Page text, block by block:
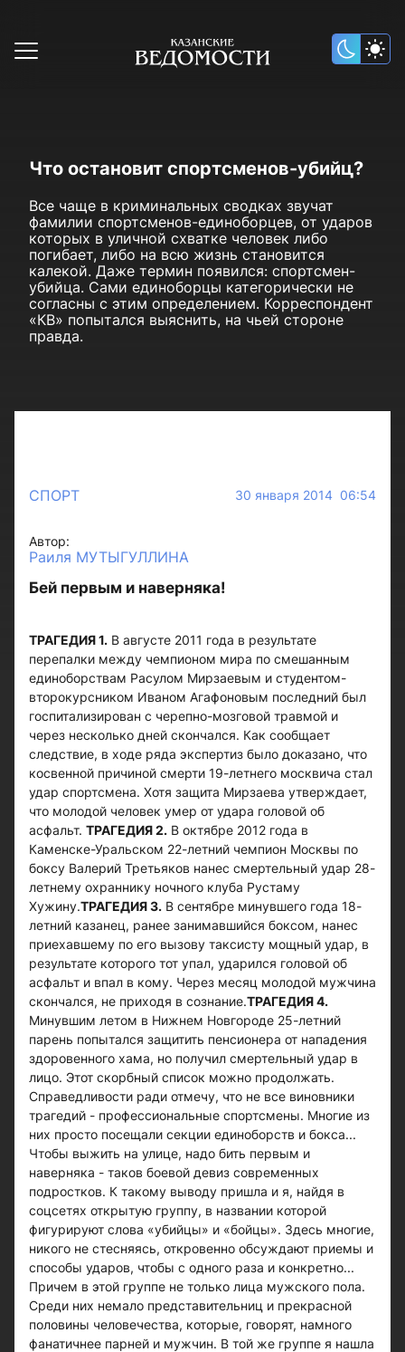
Что остановит спортсменов-убийц?
Все чаще в криминальных сводках звучат
фамилии спортсменов-единоборцев, от ударов
которых в уличной схватке человек либо
погибает, либо на всю жизнь становится
калекой. Даже термин появился: спортсмен-
убийца. Сами единоборцы категорически не
согласны с этим определением. Корреспондент
«КВ» попытался выяснить, на чьей стороне
правда.
СПОРТ 30 января 2014 06:54
Автор:
Раиля МУТЫГУЛЛИНА
Бей первым и наверняка!
ТРАГЕДИЯ 1. В августе 2011 года в результате
перепалки между чемпионом мира по смешанным
единоборствам Расулом Мирзаевым и студентом-
второкурсником Иваном Агафоновым последний был
госпитализирован с черепно-мозговой травмой и
через несколько дней скончался. Как сообщает
следствие, в ходе ряда экспертиз было доказано, что
косвенной причиной смерти 19-летнего москвича стал
удар спортсмена. Хотя защита Мирзаева утверждает,
что молодой человек умер от удара головой об
асфальт. ТРАГЕДИЯ 2. В октябре 2012 года в
Каменске-Уральском 22-летний чемпион Москвы по
боксу Валерий Третьяков нанес смертельный удар 28-
летнему охраннику ночного клуба Рустаму
Хужину.ТРАГЕДИЯ 3. В сентябре минувшего года 18-
летний казанец, ранее занимавшийся боксом, нанес
приехавшему по его вызову таксисту мощный удар, в
результате которого тот упал, ударился головой об
асфальт и впал в кому. Через месяц молодой мужчина
скончался, не приходя в сознание.ТРАГЕДИЯ 4.
Минувшим летом в Нижнем Новгороде 25-летний
парень попытался защитить пенсионера от нападения
здоровенного хама, но получил смертельный удар в
лицо. Этот скорбный список можно продолжать.
Справедливости ради отмечу, что не все виновники
трагедий - профессиональные спортсмены. Многие из
них просто посещали секции единоборств и бокса...
Чтобы выжить на улице, надо бить первым и
наверняка - таков боевой девиз современных
подростков. К такому выводу пришла и я, найдя в
соцсетях открытую группу, в названии которой
фигурируют слова «убийцы» и «бойцы». Здесь многие,
никого не стесняясь, откровенно обсуждают приемы и
способы ударов, чтобы с одного раза и конкретно...
Причем в этой группе не только лица мужского пола.
Среди них немало представительниц и прекрасной
половины человечества, которые, говорят, намного
фанатичнее парней и мужчин. В той же группе я нашла